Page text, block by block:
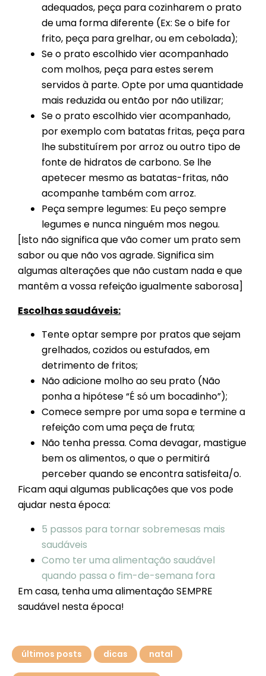
adequados, peça para cozinharem o prato
de uma forma diferente (Ex: Se o bife for
frito, peça para grelhar, ou em cebolada);
Se o prato escolhido vier acompanhado
com molhos, peça para estes serem
servidos à parte. Opte por uma quantidade
mais reduzida ou então por não utilizar;
Se o prato escolhido vier acompanhado,
por exemplo com batatas fritas, peça para
lhe substituírem por arroz ou outro tipo de
fonte de hidratos de carbono. Se lhe
apetecer mesmo as batatas-fritas, não
acompanhe também com arroz.
Peça sempre legumes: Eu peço sempre
legumes e nunca ninguém mos negou.
[Isto não significa que vão comer um prato sem
sabor ou que não vos agrade. Significa sim
algumas alterações que não custam nada e que
mantêm a vossa refeição igualmente saborosa]
Escolhas saudáveis:
Tente optar sempre por pratos que sejam
grelhados, cozidos ou estufados, em
detrimento de fritos;
Não adicione molho ao seu prato (Não
ponha a hipótese “É só um bocadinho”);
Comece sempre por uma sopa e termine a
refeição com uma peça de fruta;
Não tenha pressa. Coma devagar, mastigue
bem os alimentos, o que o permitirá
perceber quando se encontra satisfeita/o.
Ficam aqui algumas publicações que vos pode
ajudar nesta época:
5 passos para tornar sobremesas mais
saudáveis
Como ter uma alimentação saudável
quando passa o fim-de-semana fora
Em casa, tenha uma alimentação SEMPRE
saudável nesta época!
últimos posts dicas natal